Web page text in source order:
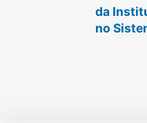
da
no